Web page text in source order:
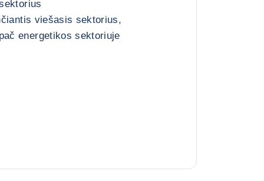
viešasis sektorius,
energetikos sektoriuje